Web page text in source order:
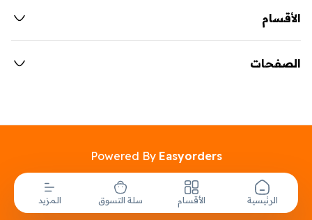
الرئيسية الأقسام سلة التسوق المزيد
الأقسام
الصفحات
Powered By Easyorders